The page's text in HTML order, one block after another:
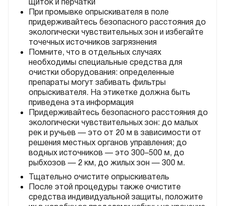
щиток и перчатки
При промывке опрыскивателя в поле
придерживайтесь безопасного расстояния до
экологически чувствительных зон и избегайте
точечных источников загрязнения
Помните, что в отдельных случаях
необходимы специальные средства для
очистки оборудования: определенные
препараты могут забивать фильтры
опрыскивателя. На этикетке должна быть
приведена эта информация
Придерживайтесь безопасного расстояния до
экологически чувствительных зон: до малых
рек и ручьев — это от 20 м в зависимости от
решения местных органов управления; до
водных источников — это 300–500 м, до
рыбхозов — 2 км, до жилых зон — 300 м.
Тщательно очистите опрыскиватель
После этой процедуры также очистите
средства индивидуальной защиты, положите